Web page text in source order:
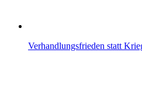
Verhandlungsfrieden statt